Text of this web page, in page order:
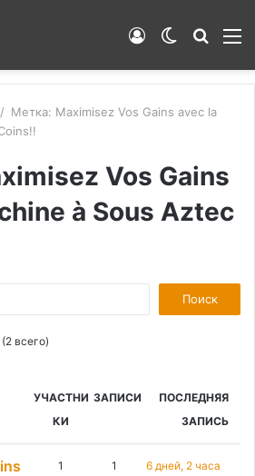
Switch
Войти
/ Метка: Maximisez Vos Gains avec la
Vos Gains
à Sous Aztec
всего)
УЧАСТНИ
КИ
ЗАПИСИ
ПОСЛЕДНЯЯ
ЗАПИСЬ
1 1
6 дней, 2 часа